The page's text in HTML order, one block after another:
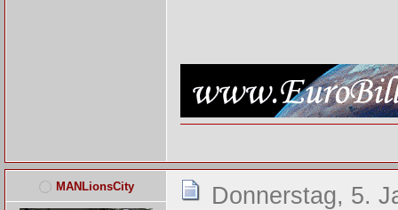
MANLionsCity Donnerstag, 5.